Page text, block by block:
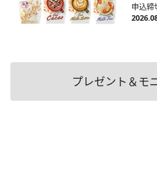
申込締
プレゼント＆モ